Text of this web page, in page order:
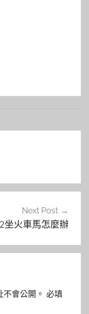
Next Post
坐火車馬怎麼辦
會公開。 必填